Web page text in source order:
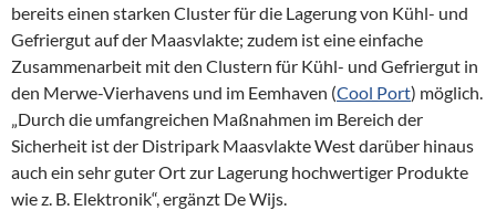
bereits einen starken Cluster für die Lagerung von Kühl- und
Gefriergut auf der Maasvlakte; zudem ist eine einfache
Zusammenarbeit mit den Clustern für Kühl- und Gefriergut in
den Merwe-Vierhavens und im Eemhaven (Cool Port) möglich.
„Durch die umfangreichen Maßnahmen im Bereich der
Sicherheit ist der Distripark Maasvlakte West darüber hinaus
auch ein sehr guter Ort zur Lagerung hochwertiger Produkte
wie z. B. Elektronik“, ergänzt De Wijs.